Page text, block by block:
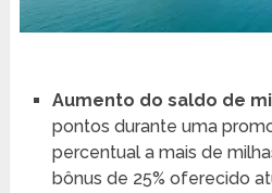
Aumento do saldo de
pontos durante uma
percentual a mais de
bônus de 25% oferecido